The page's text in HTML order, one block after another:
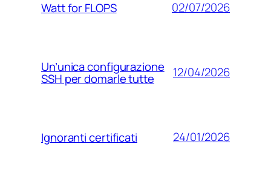
Watt for FLOPS 02/07/2026
Un’unica configurazione
SSH per domarle tutte 12/04/2026
Ignoranti certificati 24/01/2026